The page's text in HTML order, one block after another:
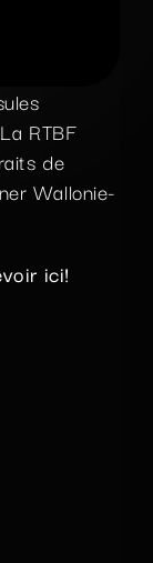
RTBF
de
Wallonie-
ici!